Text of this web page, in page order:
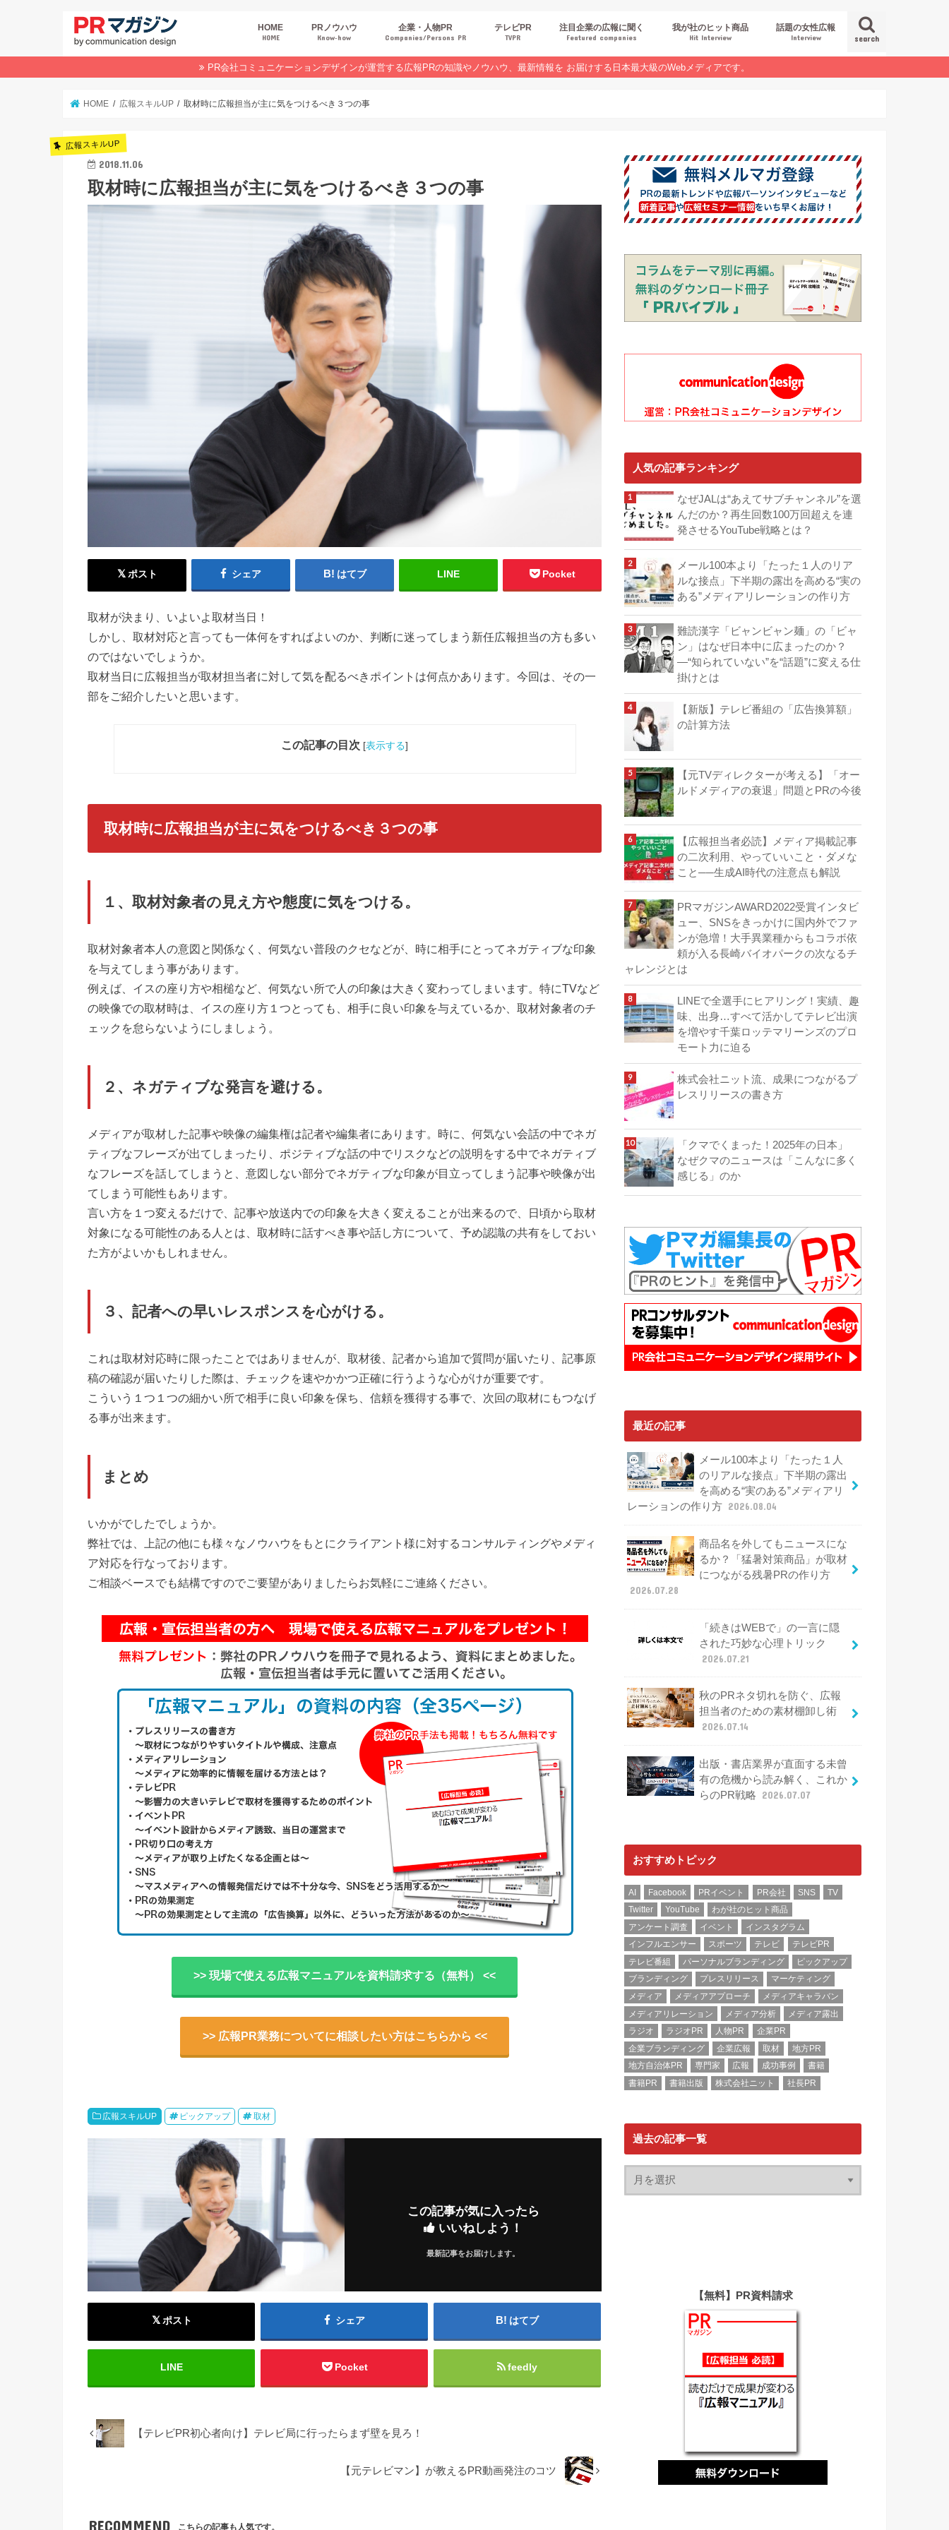
search
HOME
HOME
PRノウハウ
Know‐how
広報スキルUP
商品・サービスPR
デジタルPR
PRトレンド
イベントPR
業界コラム
オンラインセミナーレポート
企業・人物PR
Companies/Persons PR
テレビPR
TVPR
注目企業の広報に聞く
Featured companies
我が社のヒット商品
Hit Interview
話題の女性広報
Interview
PR会社コミュニケーションデザインが運営する広報PRの知識やノウハウ、最新情報を お届けする日本最大級のWebメディアです。
HOME 広報スキルUP 取材時に広報担当が主に気をつけるべき３つの事
広報スキルUP
2018.11.06
取材時に広報担当が主に気をつけるべき３つの事
ポスト シェア はてブ LINE Pocket
取材が決まり、いよいよ取材当日！
しかし、取材対応と言っても一体何をすればよいのか、判断に迷ってしまう新任広報担当の方も多い
のではないでしょうか。
取材当日に広報担当が取材担当者に対して気を配るべきポイントは何点かあります。今回は、その一
部をご紹介したいと思います。
この記事の目次 [表示する]
取材時に広報担当が主に気をつけるべき３つの事
１、取材対象者の見え方や態度に気をつける。
取材対象者本人の意図と関係なく、何気ない普段のクセなどが、時に相手にとってネガティブな印象
を与えてしまう事があります。
例えば、イスの座り方や相槌など、何気ない所で人の印象は大きく変わってしまいます。特にTVなど
の映像での取材時は、イスの座り方１つとっても、相手に良い印象を与えているか、取材対象者のチ
ェックを怠らないようにしましょう。
２、ネガティブな発言を避ける。
メディアが取材した記事や映像の編集権は記者や編集者にあります。時に、何気ない会話の中でネガ
ティブなフレーズが出てしまったり、ポジティブな話の中でリスクなどの説明をする中でネガティブ
なフレーズを話してしまうと、意図しない部分でネガティブな印象が目立ってしまう記事や映像が出
てしまう可能性もあります。
言い方を１つ変えるだけで、記事や放送内での印象を大きく変えることが出来るので、日頃から取材
対象になる可能性のある人とは、取材時に話すべき事や話し方について、予め認識の共有をしておい
た方がよいかもしれません。
３、記者への早いレスポンスを心がける。
これは取材対応時に限ったことではありませんが、取材後、記者から追加で質問が届いたり、記事原
稿の確認が届いたりした際は、チェックを速やかかつ正確に行うような心がけが重要です。
こういう１つ１つの細かい所で相手に良い印象を保ち、信頼を獲得する事で、次回の取材にもつなげ
る事が出来ます。
まとめ
いかがでしたでしょうか。
弊社では、上記の他にも様々なノウハウをもとにクライアント様に対するコンサルティングやメディ
ア対応を行なっております。
ご相談ベースでも結構ですのでご要望がありましたらお気軽にご連絡ください。
>> 現場で使える広報マニュアルを資料請求する（無料） <<
>> 広報PR業務についてに相談したい方はこちらから <<
広報スキルUP ピックアップ 取材
この記事が気に入ったら
いいねしよう！
最新記事をお届けします。
ポスト シェア はてブ
LINE Pocket feedly
【テレビPR初心者向け】テレビ局に行ったらまず壁を見ろ！
【元テレビマン】が教えるPR動画発注のコツ
RECOMMEND こちらの記事も人気です。
人気の記事ランキング
なぜJALは“あえてサブチャンネル”を選
んだのか？再生回数100万回超えを連
発させるYouTube戦略とは？
メール100本より「たった１人のリア
ルな接点」下半期の露出を高める“実の
ある”メディアリレーションの作り方
難読漢字「ビャンビャン麺」の「ビャ
ン」はなぜ日本中に広まったのか？
―“知られていない”を“話題”に変える仕
掛けとは
【新版】テレビ番組の「広告換算額」
の計算方法
【元TVディレクターが考える】「オー
ルドメディアの衰退」問題とPRの今後
【広報担当者必読】メディア掲載記事
の二次利用、やっていいこと・ダメな
こと──生成AI時代の注意点も解説
PRマガジンAWARD2022受賞インタビ
ュー、SNSをきっかけに国内外でファ
ンが急増！大手異業種からもコラボ依
頼が入る長崎バイオパークの次なるチ
ャレンジとは
LINEで全選手にヒアリング！実績、趣
味、出身…すべて活かしてテレビ出演
を増やす千葉ロッテマリーンズのプロ
モート力に迫る
株式会社ニット流、成果につながるプ
レスリリースの書き方
「クマでくまった！2025年の日本」
なぜクマのニュースは「こんなに多く
感じる」のか
最近の記事
メール100本より「たった１人
のリアルな接点」下半期の露出
を高める“実のある”メディアリ
レーションの作り方 2026.08.04
商品名を外してもニュースにな
るか？「猛暑対策商品」が取材
につながる残暑PRの作り方
2026.07.28
「続きはWEBで」の一言に隠
された巧妙な心理トリック
2026.07.21
秋のPRネタ切れを防ぐ、広報
担当者のための素材棚卸し術
2026.07.14
出版・書店業界が直面する未曾
有の危機から読み解く、これか
らのPR戦略
2026.07.07
おすすめトピック
AI Facebook PRイベント PR会社 SNS
TV
Twitter
YouTube
わが社のヒット商品
アンケート調査
イベント
インスタグラム
インフルエンサー
スポーツ テレビ
テレビPR
テレビ番組
パーソナルブランディング
ピックアップ
ブランディング
プレスリリース
マーケティング
メディア
メディアアプローチ
メディアキャラバン
メディアリレーション
メディア分析
メディア露出
ラジオ
ラジオPR 人物PR
企業PR
企業ブランディング
企業広報 取材
地方PR
地方自治体PR
専門家 広報 成功事例
書籍
書籍PR
書籍出版 株式会社ニット 社長PR
過去の記事一覧
【無料】PR資料請求